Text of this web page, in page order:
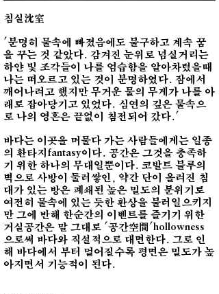
침실沈室
'분명히 물속에 빠졌음에도 불구하고 계속 꿈
을 꾸는 것 같았다. 감겨진 눈위로 넘실거리는
하얀 빛 조각들이 나를 엄습함을 알아차렸을때
나는 떠오르고 있는 것이 분명하였다. 잠에서
깨어나려고 했지만 무거운 물의 무게가 나를 아
래로 잡아당기고 있었다. 심연의 깊은 물속으
로 나의 영혼은 끝없이 침전되어 갔다.'
바다는 이곳을 머물다 가는 사람들에게는 일종
의 환타지 fantasy이다. 공간은 그것을 충족하
기 위한 하나의 무대일뿐이다. 코발트 블루의
벽으로 사방이 둘러쌓인, 약간 단이 올려진 침
대가 있는 방은 폐쇄된 높은 밀도의 분위기로
여전히 물속에 있는 듯한 환상을 불러일으키지
만 그에 반해 한순간의 이벤트를 즐기기 위한
거실공간은 말 그대로 '공간空間' hollowness
으로써 바다와 직설적으로 대면한다. 그로 인
해 바다에서 부터 멀어질수록 평면은 밀도가 높
아지면서 기능적이 된다.